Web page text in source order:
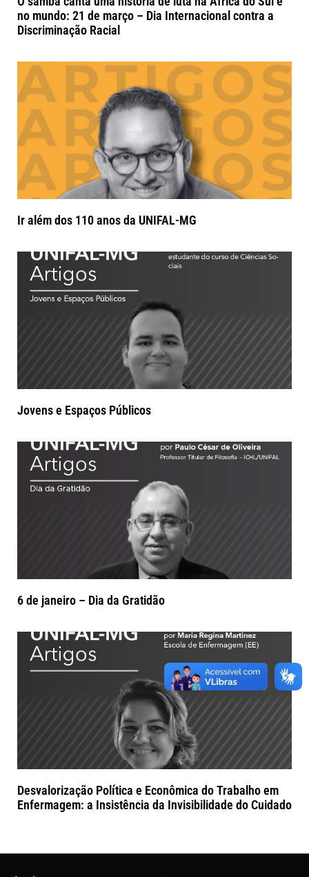
no mundo: 21 de março – Dia Internacional contra a
Discriminação Racial
Ir além dos 110 anos da UNIFAL-MG
Jovens e Espaços Públicos
6 de janeiro – Dia da Gratidão
Desvalorização Política e Econômica do Trabalho em
Enfermagem: a Insistência da Invisibilidade do Cuidado